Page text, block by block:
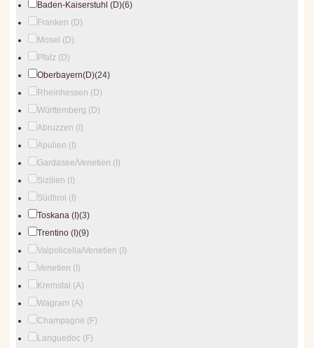
Baden-Kaiserstuhl (D)(6)
Franken (D)
Mosel (D)
Pfalz (D)
Oberbayern(D)(24)
Rheinhessen (D)
Württemberg (D)
Abruzzen (I)
Apulien (I)
Gardasee/Venetien (I)
Sizilien (I)
Südtirol (I)
Toskana (I)(3)
Trentino (I)(9)
Valpolicella/Venetien (I)
Venetien (I)
Kremstal (A)
Wagram (A)
Champagne (F)
Languedoc (F)